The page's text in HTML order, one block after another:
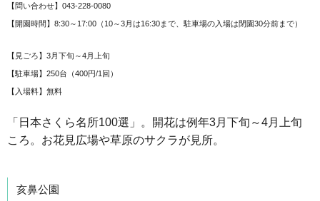
【問い合わせ】043-228-0080
【開園時間】8:30～17:00（10～3月は16:30まで、駐車場の入場は閉園30分前まで）
【見ごろ】3月下旬～4月上旬
【駐車場】250台（400円/1回）
【入場料】無料
「日本さくら名所100選」。開花は例年3月下旬～4月上旬
ころ。お花見広場や草原のサクラが見所。
亥鼻公園